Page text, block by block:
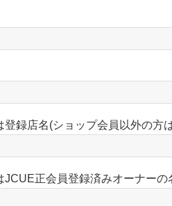
登録店名(ショップ会員以外の方
JCUE正会員登録済みオーナー